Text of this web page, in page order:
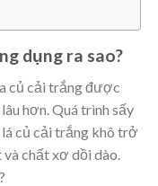
dụng ra sao?
củ cải trắng được
hơn. Quá trình sấy
củ cải trắng khô trở
chất xơ dồi dào.